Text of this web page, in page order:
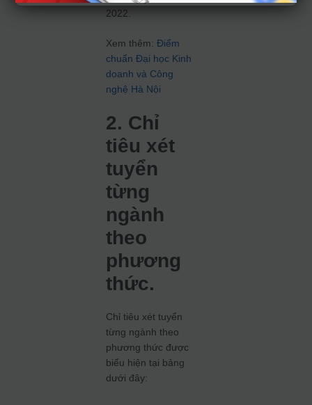
2022.
Xem thêm:Điểm
chuẩn Đại học Kinh
doanh và Công
nghệ Hà Nội
2. Chỉ
tiêu xét
tuyển
từng
ngành
theo
phương
thức.
Chỉ tiêu xét tuyển
từng ngành theo
phương thức được
biểu hiện tại bảng
dưới đây: